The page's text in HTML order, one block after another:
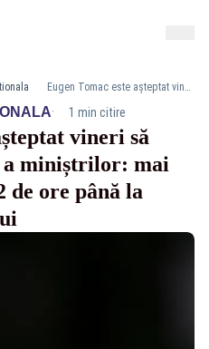
Eugen Tomac este așteptat vineri să prezinte lista finală a miniștrilor: mai sunt mai puțin de 72 de ore până la expirarea termenului
· 1 min citire
vineri să
miniștrilor: mai
de ore până la